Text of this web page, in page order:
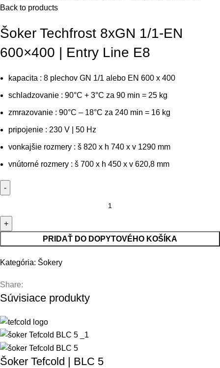
Back to products
Šoker Techfrost 8xGN 1/1-EN
600×400 | Entry Line E8
kapacita : 8 plechov GN 1/1 alebo EN 600 x 400
schladzovanie : 90°C + 3°C za 90 min = 25 kg
zmrazovanie : 90°C – 18°C za 240 min = 16 kg
pripojenie : 230 V | 50 Hz
vonkajšie rozmery : š 820 x h 740 x v 1290 mm
vnútorné rozmery : š 700 x h 450 x v 620,8 mm
množstvo Šoker Techfrost 8xGN 1/1-EN 600x400 | Entry Line
PRIDAŤ DO DOPYTOVÉHO KOŠÍKA
Kategória: Šokery
Share:
Súvisiace produkty
Šoker Tefcold | BLC 5